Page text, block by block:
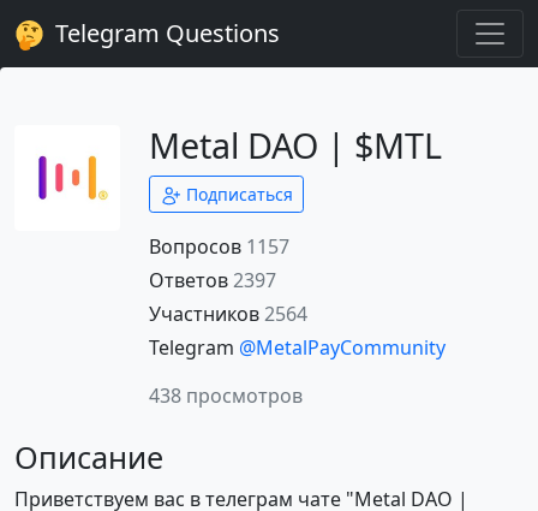
Telegram Questions
Metal DAO | $MTL
Подписаться
Вопросов 1157
Ответов2397
Участников2564
Telegram @MetalPayCommunity
438 просмотров
Описание
Приветствуем вас в телеграм чате "Metal DAO |